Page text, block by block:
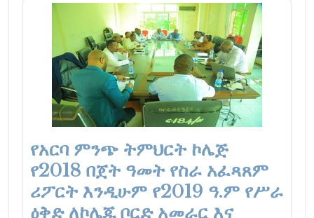
የአርባ ምንጭ ትምህርት ኮሌጅ
የ2018 በጀት ዓመት የስራ አፈጻጸም
ሪፖርት እንዲሁም የ2019 ዓ.ም የሥራ
ዕቅድ ለኮሌጁ ቦርድ አመራር እና